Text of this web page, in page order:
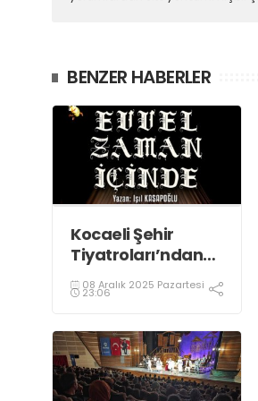
BENZER HABERLER
Kocaeli Şehir
Tiyatroları’ndan
iki özel oyun
08 Aralık 2025 Pazartesi
23:06